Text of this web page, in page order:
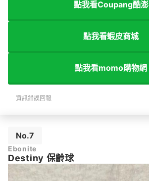
點我看Coupang酷澎
點我看蝦皮商城
點我看momo購物網
資訊錯誤回報
No.7
Ebonite
Destiny 保齡球